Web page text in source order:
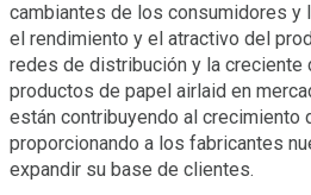
cambiantes de los consumidores y
el rendimiento y el atractivo del
redes de distribución y la creciente
productos de papel airlaid en
están contribuyendo al crecimiento
proporcionando a los fabricantes
expandir su base de clientes.